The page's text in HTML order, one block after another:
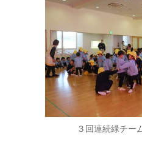
３回連続緑チー